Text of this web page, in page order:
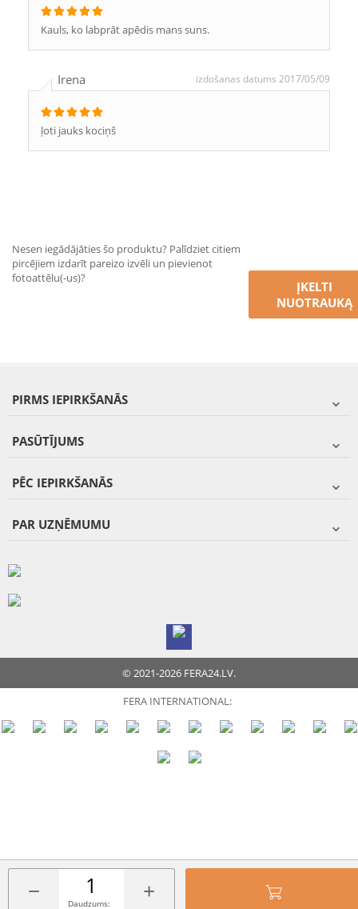
− +
Daudzums:
Kauls, ko labprāt apēdis mans suns.
Irena izdošanas datums 2017/05/09
ļoti jauks kociņš
Nesen iegādājāties šo produktu? Palīdziet citiem
pircējiem izdarīt pareizo izvēli un pievienot
fotoattēlu(-us)?
ĮKELTI
NUOTRAUKĄ
PIRMS IEPIRKŠANĀS
PASŪTĪJUMS
PĒC IEPIRKŠANĀS
PAR UZŅĒMUMU
© 2021-2026 FERA24.LV.
FERA INTERNATIONAL: